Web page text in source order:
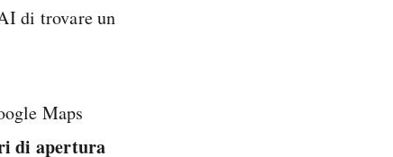
di trovare un
Maps
di apertura